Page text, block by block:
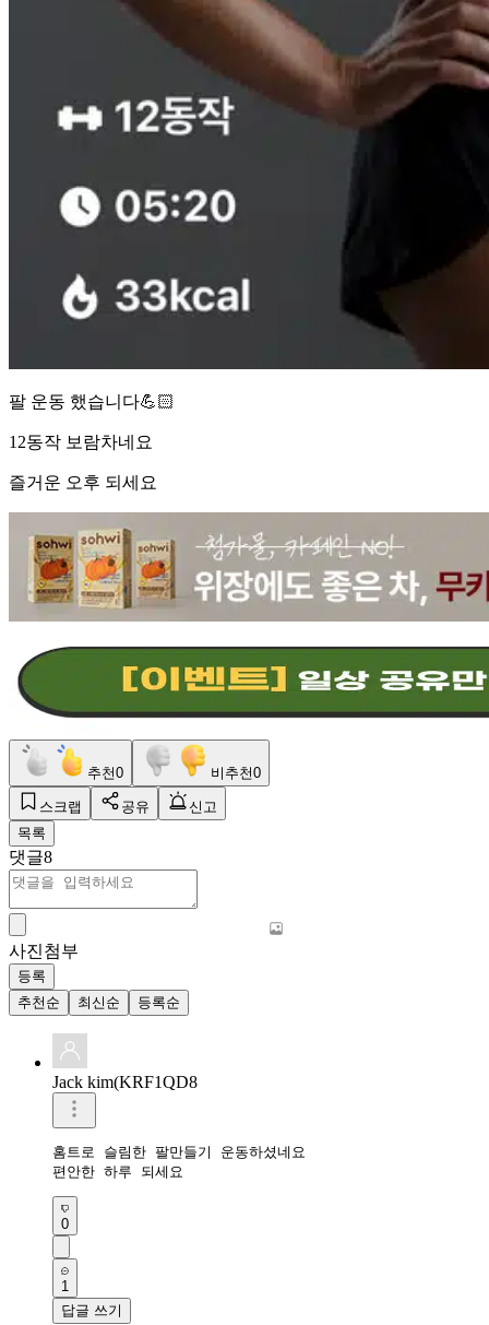
팔 운동 했습니다💪🏻
12동작 보람차네요
즐거운 오후 되세요
추천0 비추천0
스크랩 공유
신고
목록
댓글8
사진첨부
등록
추천순
최신순 등록순
Jack kim(KRF1QD8
홈트로 슬림한 팔만들기 운동하셨네요
편안한 하루 되세요
0
1
답글 쓰기